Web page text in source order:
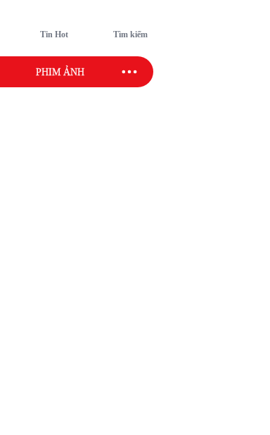
Tin Hot Tìm kiếm
PHIM ẢNH SAO SPORT